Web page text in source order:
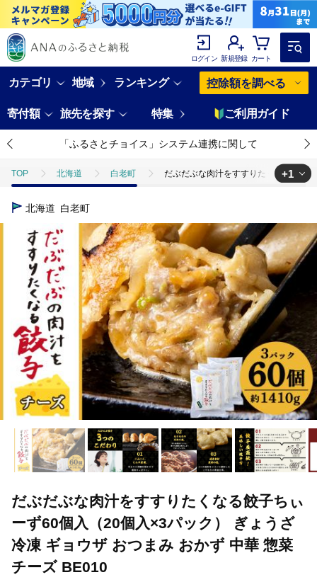
ログイン 新規登録 カート
カテゴリ 地域 ランキング 控除額を調べる
寄付額 旅先を探す 特集 ご利用ガイド
「ふるさとチョイス」システム連携に関して
TOP 北海道 白老町 だぶだぶな肉汁をすすりたくなる餃子
TOP
+1
北海道 白老町
だぶだぶな肉汁をすすりたくなる餃子ちぃ
ーず60個入（20個入×3パック） ぎょうざ
冷凍 ギョウザ おつまみ おかず 中華 惣菜
チーズ BE010